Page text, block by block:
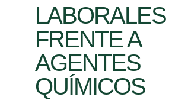
LABORALES
FRENTE A
AGENTES
QUÍMICOS